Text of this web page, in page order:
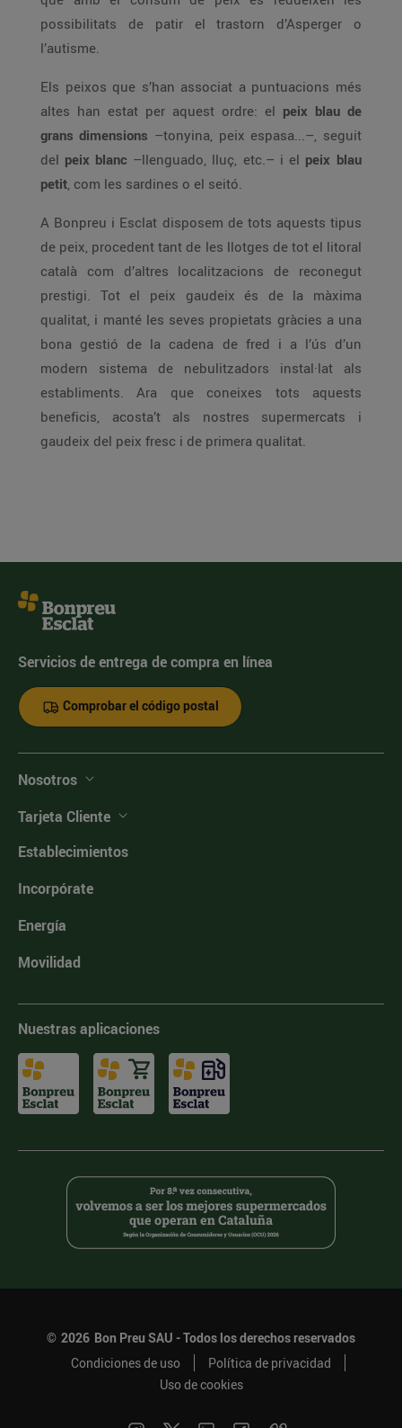
possibilitats de patir el trastorn d’Asperger o
l’autisme.
Els peixos que s’han associat a puntuacions més
altes han estat per aquest ordre: el peix blau de
grans dimensions –tonyina, peix espasa...–, seguit
del peix blanc –llenguado, lluç, etc.– i el peix blau
petit, com les sardines o el seitó.
A Bonpreu i Esclat disposem de tots aquests tipus
de peix, procedent tant de les llotges de tot el litoral
català com d’altres localitzacions de reconegut
prestigi. Tot el peix gaudeix és de la màxima
qualitat, i manté les seves propietats gràcies a una
bona gestió de la cadena de fred i a l’ús d’un
modern sistema de nebulitzadors instal·lat als
establiments. Ara que coneixes tots aquests
beneficis, acosta’t als nostres supermercats i
gaudeix del peix fresc i de primera qualitat.
Servicios de entrega de compra en línea
Comprobar el código postal
Nosotros
Tarjeta Cliente
Establecimientos
Incorpórate
Energía
Movilidad
Nuestras aplicaciones
© 2026 Bon Preu SAU - Todos los derechos reservados
Condiciones de uso
Política de privacidad
Uso de cookies